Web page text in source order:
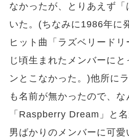
なかったが、とりあえず
いた。(ちなみに1986年に
ヒット曲「ラズベリード
じ頃生まれたメンバーに
ンとこなかった。)他所に
も名前が無かったので、な
「Raspberry Dream」と
男ばかりのメンバーに可愛